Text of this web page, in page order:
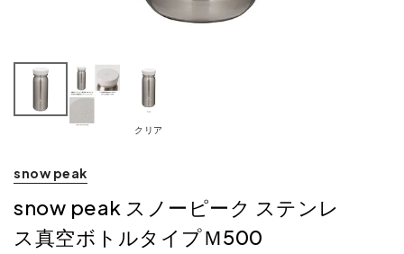
クリア
snow peak
snow peak スノーピーク ステンレ
ス真空ボトルタイプＭ500